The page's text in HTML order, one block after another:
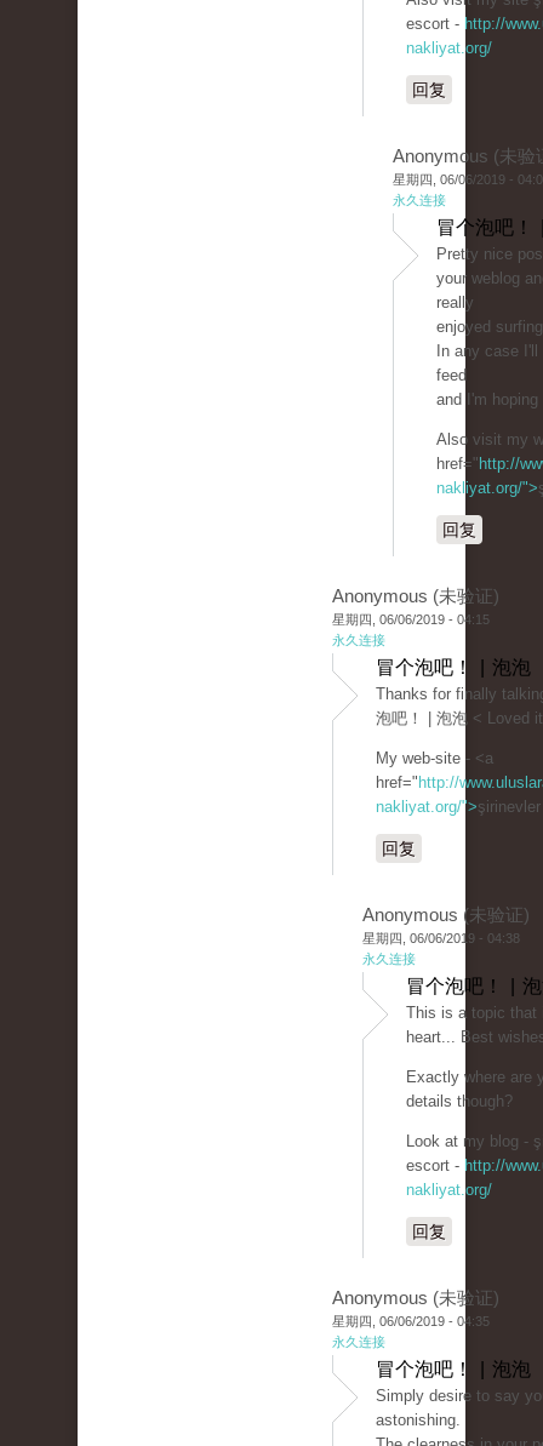
escort - http://
nakliyat.org/
回复
Anonymous (未验
星期四, 06/06/2019 -
永久连接
冒个泡吧！
Pretty nice
your weblog
really
enjoyed
In any case
feed
and I'm
Also visit my
href=" http://
nakliyat.org/">
回复
Anonymous (未验证)
星期四, 06/06/2019 - 04:15
永久连接
冒个泡吧！ | 泡泡
Thanks for finally
泡吧！ | 泡泡 < Loved
My web-site - <a
href=" http://
nakliyat.org/">
回复
Anonymous (未验证)
星期四, 06/06/2019 - 04:38
永久连接
冒个泡吧！ |
This is a topic that
heart... Best
Exactly where are
details though?
Look at my blog -
escort - http://
nakliyat.org/
回复
Anonymous (未验证)
星期四, 06/06/2019 - 04:35
永久连接
冒个泡吧！ | 泡泡
Simply desire to say
astonishing.